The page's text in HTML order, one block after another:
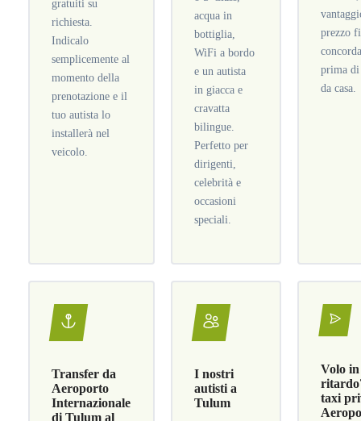
gratuiti su
richiesta.
Indicalo
semplicemente al
momento della
prenotazione e il
tuo autista lo
installerà nel
veicolo.
acqua in
bottiglia,
WiFi a bordo
e un autista
in giacca e
cravatta
bilingue.
Perfetto per
dirigenti,
celebrità e
occasioni
speciali.
prezzo
prima
da casa.
Transfer da
Aeroporto
Internazionale
di Tulum al
I nostri
autisti a
Tulum
Volo in
taxi